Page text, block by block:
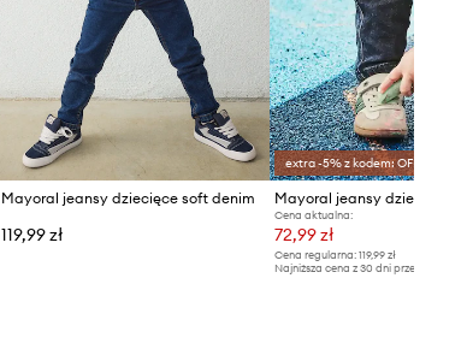
Mayoral jeansy dziecięce soft denim
119,99 zł
extra -5% z kodem: OFF*
Cena aktualna:
72,99 zł
Cena regularna: 119,99 zł
Najniższa cena z 30 dni przed obniżką: